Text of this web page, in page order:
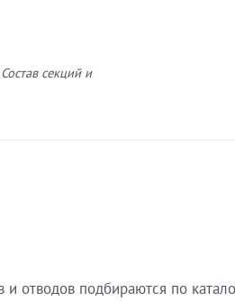
секций и
отводов подбираются по